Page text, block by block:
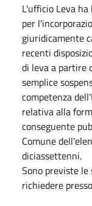
L'ufficio Leva
per
giuridicamente
recenti
di leva a partire
semplice
competenza
relativa alla
conseguente
Comune
diciassettenni.
Sono previste
richiedere